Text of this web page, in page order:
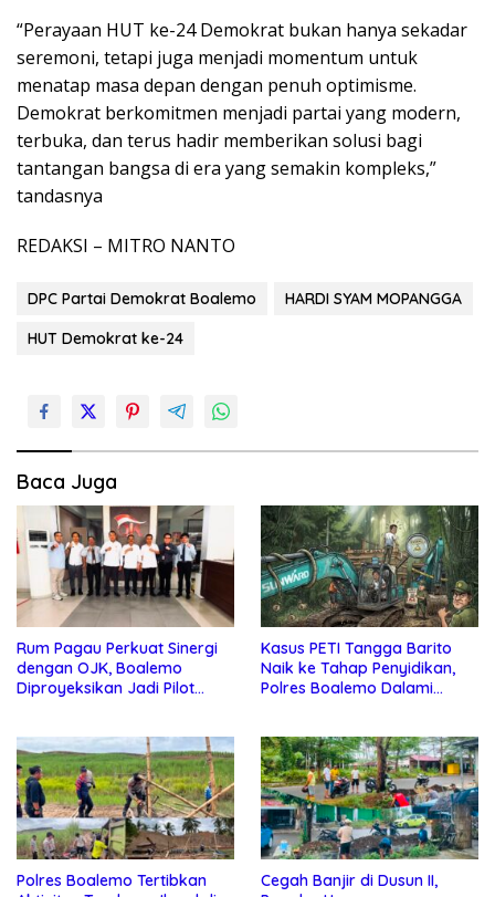
“Perayaan HUT ke-24 Demokrat bukan hanya sekadar
seremoni, tetapi juga menjadi momentum untuk
menatap masa depan dengan penuh optimisme.
Demokrat berkomitmen menjadi partai yang modern,
terbuka, dan terus hadir memberikan solusi bagi
tantangan bangsa di era yang semakin kompleks,”
tandasnya
REDAKSI – MITRO NANTO
DPC Partai Demokrat Boalemo
HARDI SYAM MOPANGGA
HUT Demokrat ke-24
Baca Juga
Rum Pagau Perkuat Sinergi
dengan OJK, Boalemo
Diproyeksikan Jadi Pilot
Kasus PETI Tangga Barito
Naik ke Tahap Penyidikan,
Polres Boalemo Dalami
Polres Boalemo Tertibkan
Cegah Banjir di Dusun II,